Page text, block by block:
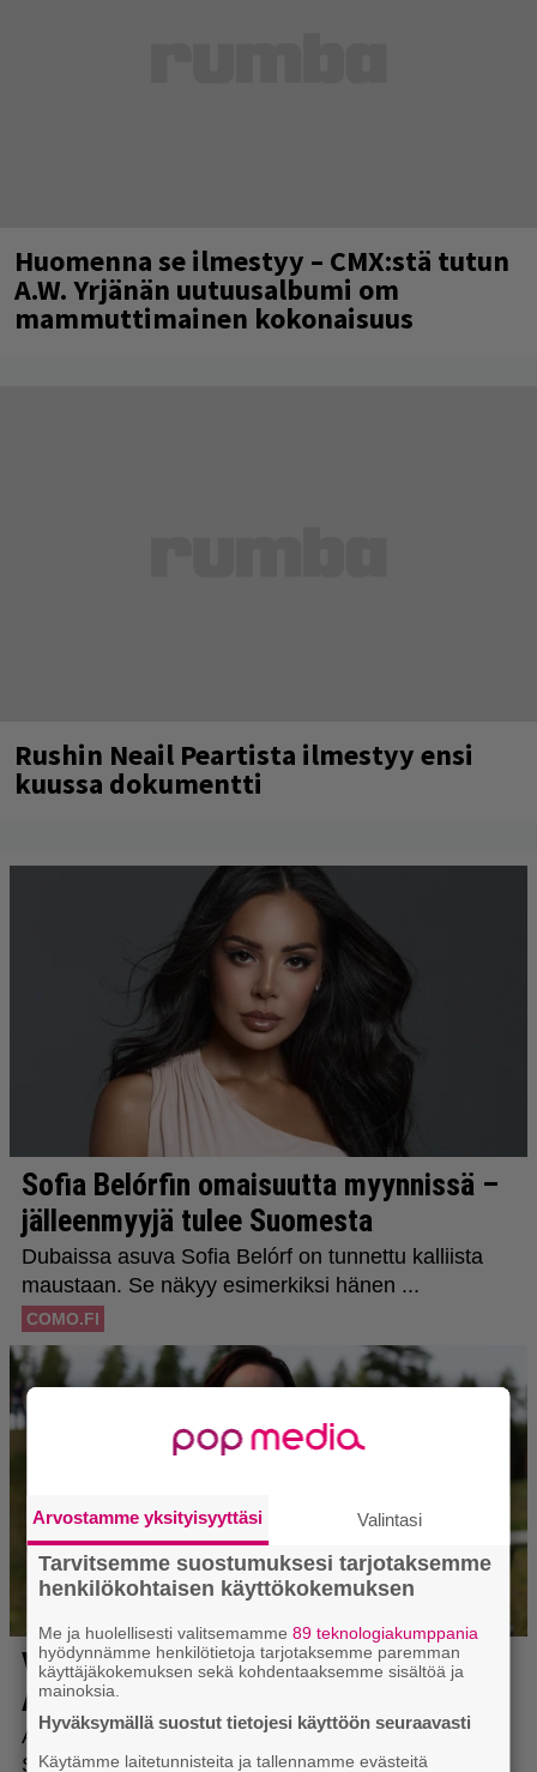
Huomenna se ilmestyy – CMX:stä tutun
A.W. Yrjänän uutuusalbumi om
mammuttimainen kokonaisuus
Rushin Neail Peartista ilmestyy ensi
kuussa dokumentti
Arvostamme yksityisyyttäsi Valintasi
Tarvitsemme suostumuksesi tarjotaksemme
henkilökohtaisen käyttökokemuksen
Me ja huolellisesti valitsemamme89 teknologiakumppania
hyödynnämme henkilötietoja tarjotaksemme paremman
käyttäjäkokemuksen sekä kohdentaaksemme sisältöä ja
mainoksia.
Hyväksymällä suostut tietojesi käyttöön seuraavasti
Käytämme laitetunnisteita ja tallennamme evästeitä